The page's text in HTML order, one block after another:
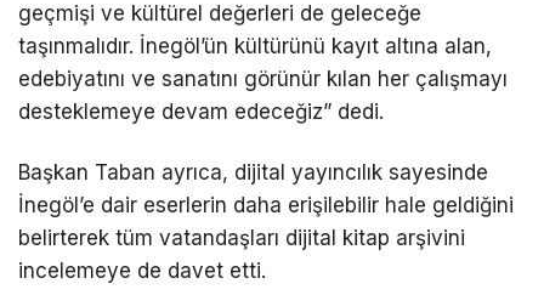
geçmişi ve kültürel değerleri de geleceğe
taşınmalıdır. İnegöl’ün kültürünü kayıt altına alan,
edebiyatını ve sanatını görünür kılan her çalışmayı
desteklemeye devam edeceğiz” dedi.
Başkan Taban ayrıca, dijital yayıncılık sayesinde
İnegöl’e dair eserlerin daha erişilebilir hale geldiğini
belirterek tüm vatandaşları dijital kitap arşivini
incelemeye de davet etti.